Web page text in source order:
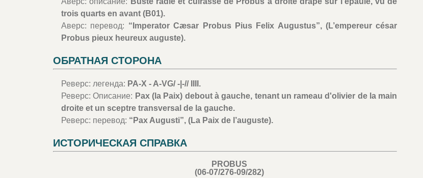
trois quarts en avant (B01).
Аверс: перевод: “Imperator Cæsar Probus Pius Felix Augustus”, (L’empereur césar
Probus pieux heureux auguste).
ОБРАТНАЯ СТОРОНА
Реверс: легенда: PA-X - A-VG/ -|-// IIII.
Реверс: Описание: Pax (la Paix) debout à gauche, tenant un rameau d'olivier de la main
droite et un sceptre transversal de la gauche.
Реверс: перевод: “Pax Augusti”, (La Paix de l’auguste).
ИСТОРИЧЕСКАЯ СПРАВКА
PROBUS
(06-07/276-09/282)